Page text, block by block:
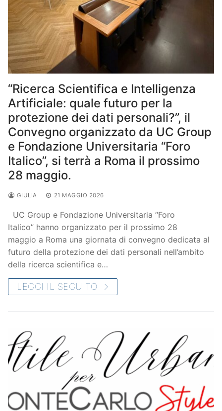
“Ricerca Scientifica e Intelligenza
Artificiale: quale futuro per la
protezione dei dati personali?”, il
Convegno organizzato da UC Group
e Fondazione Universitaria “Foro
Italico”, si terrà a Roma il prossimo
28 maggio.
GIULIA 21 MAGGIO 2026
UC Group e Fondazione Universitaria “Foro
Italico” hanno organizzato per il prossimo 28
maggio a Roma una giornata di convegno dedicata al
futuro della protezione dei dati personali nell’ambito
della ricerca scientifica e…
LEGGI IL SEGUITO →